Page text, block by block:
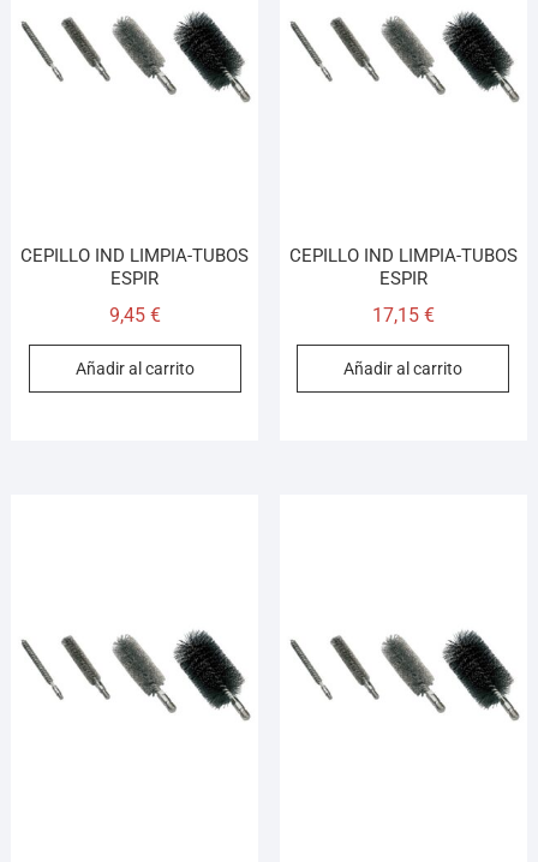
CEPILLO IND LIMPIA-TUBOS
ESPIR
9,45 €
Añadir al carrito
CEPILLO IND LIMPIA-TUBOS
ESPIR
17,15 €
Añadir al carrito